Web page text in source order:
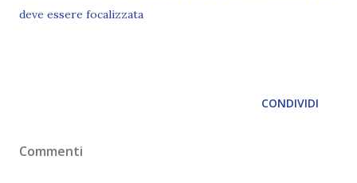
deve essere focalizzata
CONDIVIDI
Commenti